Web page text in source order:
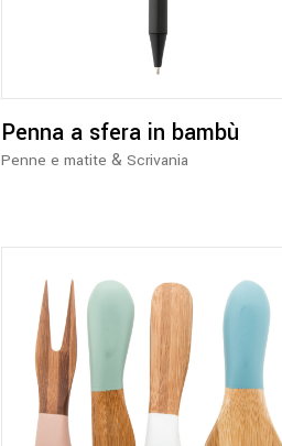
più
varianti.
possono
essere
pagina
prodotto
Penna a sfera in bambù
Penne e matite &Scrivania